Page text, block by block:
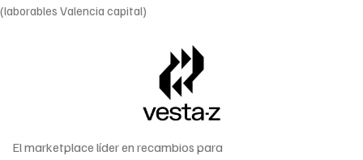
(laborables Valencia capital)
El marketplace líder en recambios para